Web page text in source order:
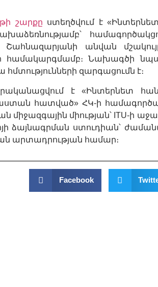
շարքը ստեղծվում է
Շահնազարյանի անվան
համակարգմամբ։ Նախագծի
զարգացումն է։
է «Ինտերնետ
հատված» ՀԿ-ի
միջազգային միության՝ ITU-ի
ձայնագրման ստուդիան՝
արտադրության համար։
Facebook